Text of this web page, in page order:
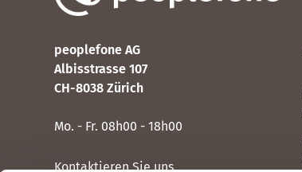
peoplefone AG
Albisstrasse 107
CH-8038 Zürich
Mo. - Fr. 08h00 - 18h00
Kontaktieren Sie uns